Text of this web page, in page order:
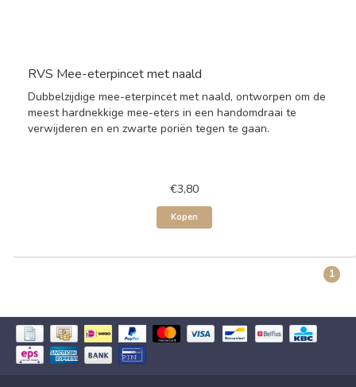
RVS Mee-eterpincet met naald
Dubbelzijdige mee-eterpincet met naald, ontworpen om de
meest hardnekkige mee-eters in een handomdraai te
verwijderen en en zwarte poriën tegen te gaan.
€3,80
Kopen
1